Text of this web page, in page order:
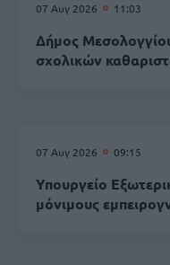
07 Αυγ 2026 11:03
Δήμος
σχολικών
07 Αυγ 2026 09:15
Υπουργείο
μόνιμους